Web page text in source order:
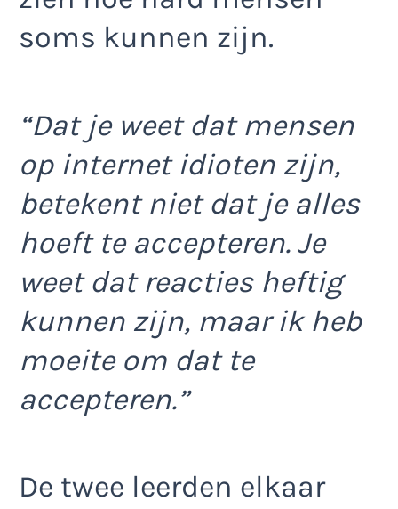
soms kunnen zijn.
“Dat je weet dat mensen
op internet idioten zijn,
betekent niet dat je alles
hoeft te accepteren. Je
weet dat reacties heftig
kunnen zijn, maar ik heb
moeite om dat te
accepteren.”
De twee leerden elkaar